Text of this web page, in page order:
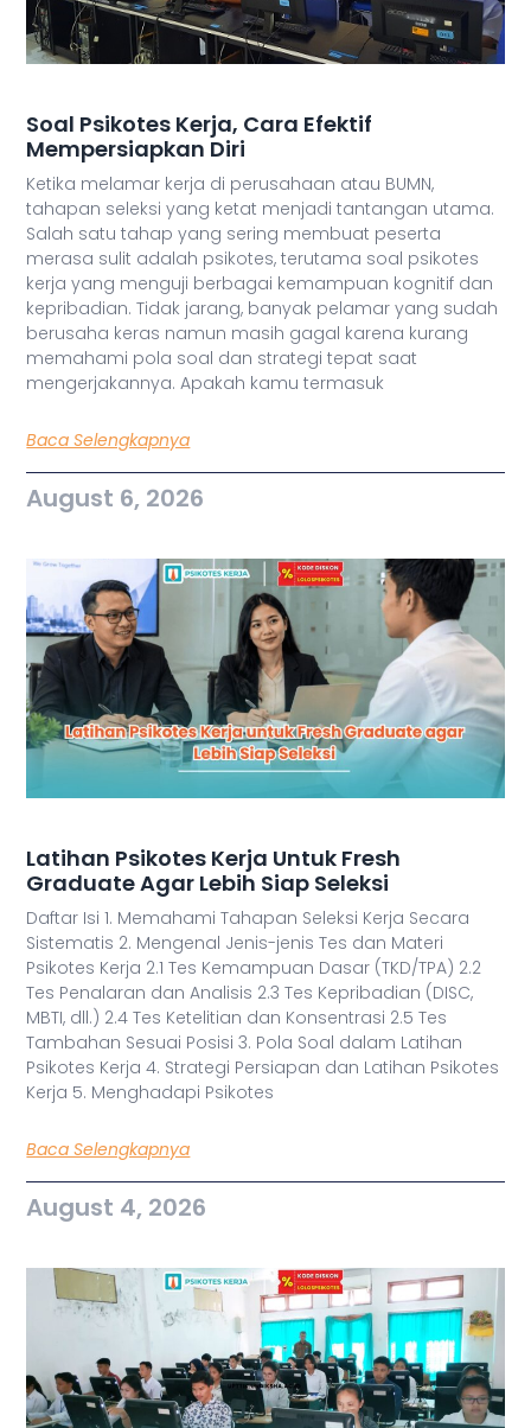
Soal Psikotes Kerja, Cara Efektif
Mempersiapkan Diri
Ketika melamar kerja di perusahaan atau BUMN,
tahapan seleksi yang ketat menjadi tantangan utama.
Salah satu tahap yang sering membuat peserta
merasa sulit adalah psikotes, terutama soal psikotes
kerja yang menguji berbagai kemampuan kognitif dan
kepribadian. Tidak jarang, banyak pelamar yang sudah
berusaha keras namun masih gagal karena kurang
memahami pola soal dan strategi tepat saat
mengerjakannya. Apakah kamu termasuk
Baca Selengkapnya
August 6, 2026
Latihan Psikotes Kerja Untuk Fresh
Graduate Agar Lebih Siap Seleksi
Daftar Isi 1. Memahami Tahapan Seleksi Kerja Secara
Sistematis 2. Mengenal Jenis-jenis Tes dan Materi
Psikotes Kerja 2.1 Tes Kemampuan Dasar (TKD/TPA) 2.2
Tes Penalaran dan Analisis 2.3 Tes Kepribadian (DISC,
MBTI, dll.) 2.4 Tes Ketelitian dan Konsentrasi 2.5 Tes
Tambahan Sesuai Posisi 3. Pola Soal dalam Latihan
Psikotes Kerja 4. Strategi Persiapan dan Latihan Psikotes
Kerja 5. Menghadapi Psikotes
Baca Selengkapnya
August 4, 2026